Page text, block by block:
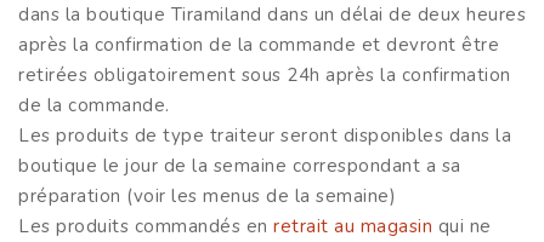
dans la boutique Tiramiland dans un délai de deux heures
après la confirmation de la commande et devront être
retirées obligatoirement sous 24h après la confirmation
de la commande.
Les produits de type traiteur seront disponibles dans la
boutique le jour de la semaine correspondant a sa
préparation (voir les menus de la semaine)
Les produits commandés en retrait au magasin qui ne